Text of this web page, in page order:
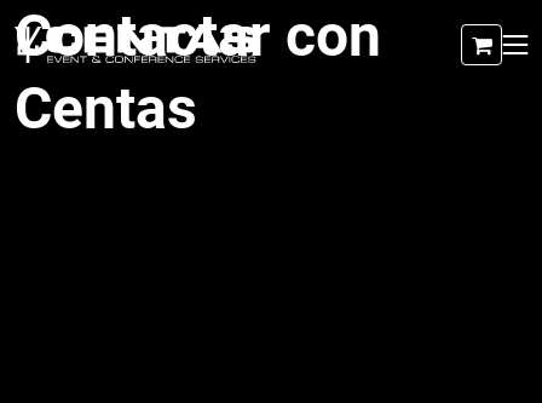
Contactar con
Centas